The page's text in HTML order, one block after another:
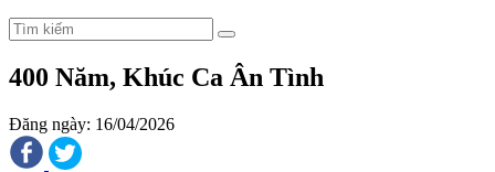
400 Năm, Khúc Ca Ân Tình
Đăng ngày: 16/04/2026